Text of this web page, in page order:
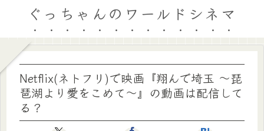
ぐっちゃんのワールドシネマ
Netflix(ネトフリ)で映画『翔んで埼玉 ～琵
琶湖より愛をこめて～』の動画は配信して
る？